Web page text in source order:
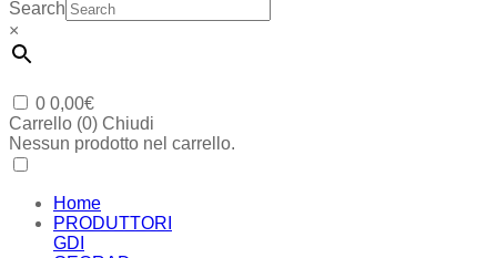
Search
×
0 0,00€
Carrello (0) Chiudi
Nessun prodotto nel carrello.
Home
PRODUTTORI
GDI